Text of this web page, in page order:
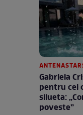
Gabriela
pentru cei
silueta:
poveste”